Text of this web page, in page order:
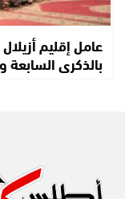
عامل إقليم
بالذكرى